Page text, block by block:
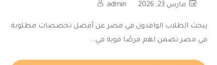
مارس 23, 2026 admin
يبحث الطلاب الوافدون في مصر عن أفضل تخصصات مطلوبة
في مصر تضمن لهم فرصًا قوية في...